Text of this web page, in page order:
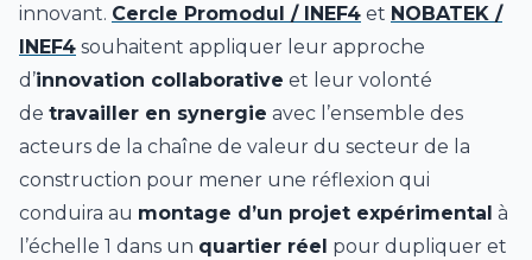
innovant. Cercle Promodul / INEF4 et NOBATEK /
INEF4 souhaitent appliquer leur approche
d’innovation collaborative et leur volonté
de travailler en synergie avec l’ensemble des
acteurs de la chaîne de valeur du secteur de la
construction pour mener une réflexion qui
conduira au montage d’un projet expérimental à
l’échelle 1 dans un quartier réel pour dupliquer et